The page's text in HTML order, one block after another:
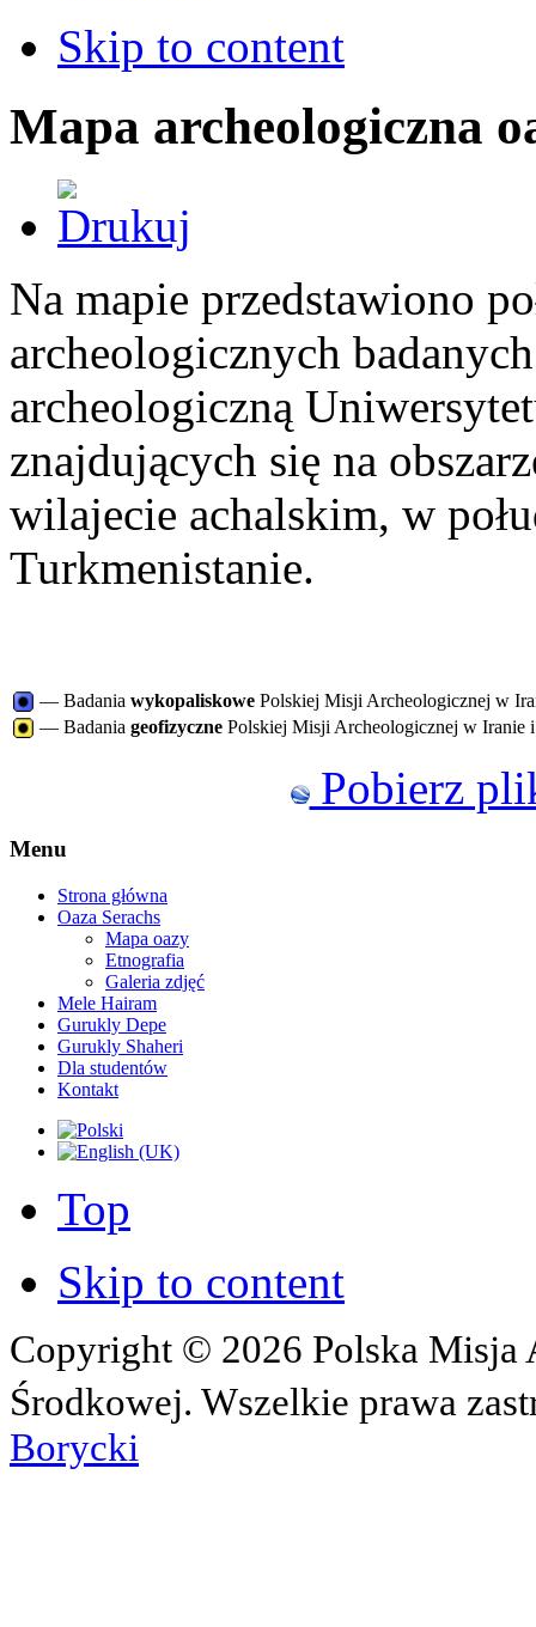
Skip to content
Mapa archeologiczna
Na mapie przedstawiono
archeologicznych
archeologiczną
znajdujących się na
wilajecie achalskim, w
Turkmenistanie.
— Badania wykopaliskowe Polskiej Misji Archeologicznej w
— Badania geofizyczne Polskiej Misji Archeologicznej w Iranie
Pobierz
Menu
Strona główna
Oaza Serachs
Mapa oazy
Etnografia
Galeria zdjęć
Mele Hairam
Gurukly Depe
Gurukly Shaheri
Dla studentów
Kontakt
Top
Skip to content
Copyright © 2026 Polska
Środkowej. Wszelkie prawa
Borycki